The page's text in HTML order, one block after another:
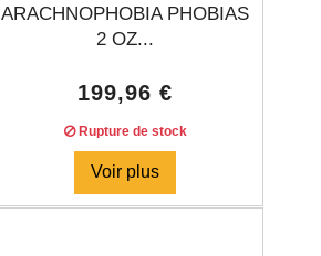
ARACHNOPHOBIA PHOBIAS
2 OZ...
199,96 €
Rupture de stock
Voir plus